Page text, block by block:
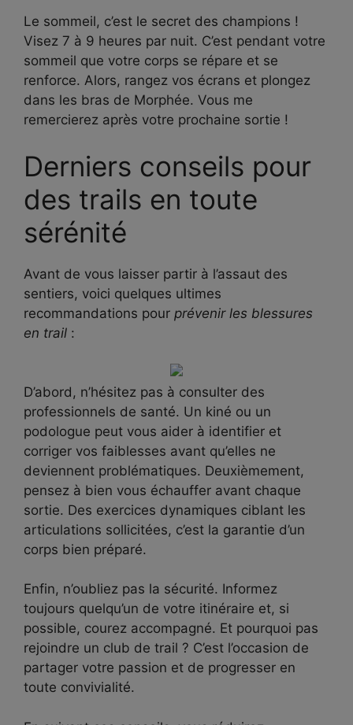
Le sommeil, c’est le secret des champions !
Visez 7 à 9 heures par nuit. C’est pendant votre
sommeil que votre corps se répare et se
renforce. Alors, rangez vos écrans et plongez
dans les bras de Morphée. Vous me
remercierez après votre prochaine sortie !
Derniers conseils pour
des trails en toute
sérénité
Avant de vous laisser partir à l’assaut des
sentiers, voici quelques ultimes
recommandations pour prévenir les blessures
en trail :
D’abord, n’hésitez pas à consulter des
professionnels de santé. Un kiné ou un
podologue peut vous aider à identifier et
corriger vos faiblesses avant qu’elles ne
deviennent problématiques. Deuxièmement,
pensez à bien vous échauffer avant chaque
sortie. Des exercices dynamiques ciblant les
articulations sollicitées, c’est la garantie d’un
corps bien préparé.
Enfin, n’oubliez pas la sécurité. Informez
toujours quelqu’un de votre itinéraire et, si
possible, courez accompagné. Et pourquoi pas
rejoindre un club de trail ? C’est l’occasion de
partager votre passion et de progresser en
toute convivialité.